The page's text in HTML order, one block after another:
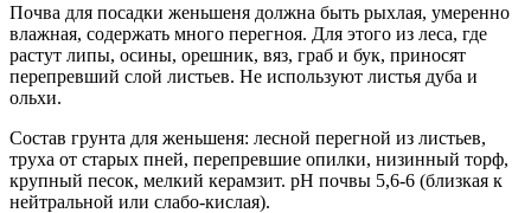
Почва для посадки женьшеня должна быть рыхлая, умеренно
влажная, содержать много перегноя. Для этого из леса, где
растут липы, осины, орешник, вяз, граб и бук, приносят
перепревший слой листьев. Не используют листья дуба и
ольхи.
Состав грунта для женьшеня: лесной перегной из листьев,
труха от старых пней, перепревшие опилки, низинный торф,
крупный песок, мелкий керамзит. рН почвы 5,6-6 (близкая к
нейтральной или слабо-кислая).